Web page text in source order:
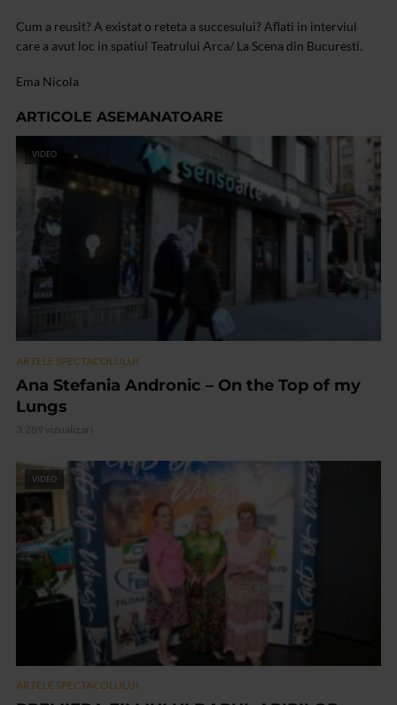
Cum a reusit? A existat o reteta a succesului? Aflati in interviul
care a avut loc in spatiul Teatrului Arca/ La Scena din Bucuresti.
Ema Nicola
ARTICOLE ASEMANATOARE
VIDEO
ARTELE SPECTACOLULUI
Ana Stefania Andronic – On the Top of my
Lungs
3.289 vizualizari
VIDEO
ARTELE SPECTACOLULUI